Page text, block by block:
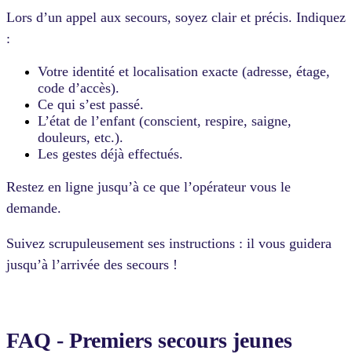
Lors d’un appel aux secours, soyez clair et précis. Indiquez
:
Votre identité et localisation exacte (adresse, étage,
code d’accès).
Ce qui s’est passé.
L’état de l’enfant (conscient, respire, saigne,
douleurs, etc.).
Les gestes déjà effectués.
Restez en ligne jusqu’à ce que l’opérateur vous le
demande.
Suivez scrupuleusement ses instructions : il vous guidera
jusqu’à l’arrivée des secours !
FAQ - Premiers secours jeunes